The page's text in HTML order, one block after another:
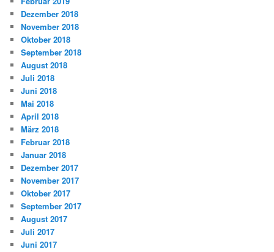
Dezember 2018
November 2018
Oktober 2018
September 2018
August 2018
Juli 2018
Juni 2018
Mai 2018
April 2018
März 2018
Februar 2018
Januar 2018
Dezember 2017
November 2017
Oktober 2017
September 2017
August 2017
Juli 2017
Juni 2017